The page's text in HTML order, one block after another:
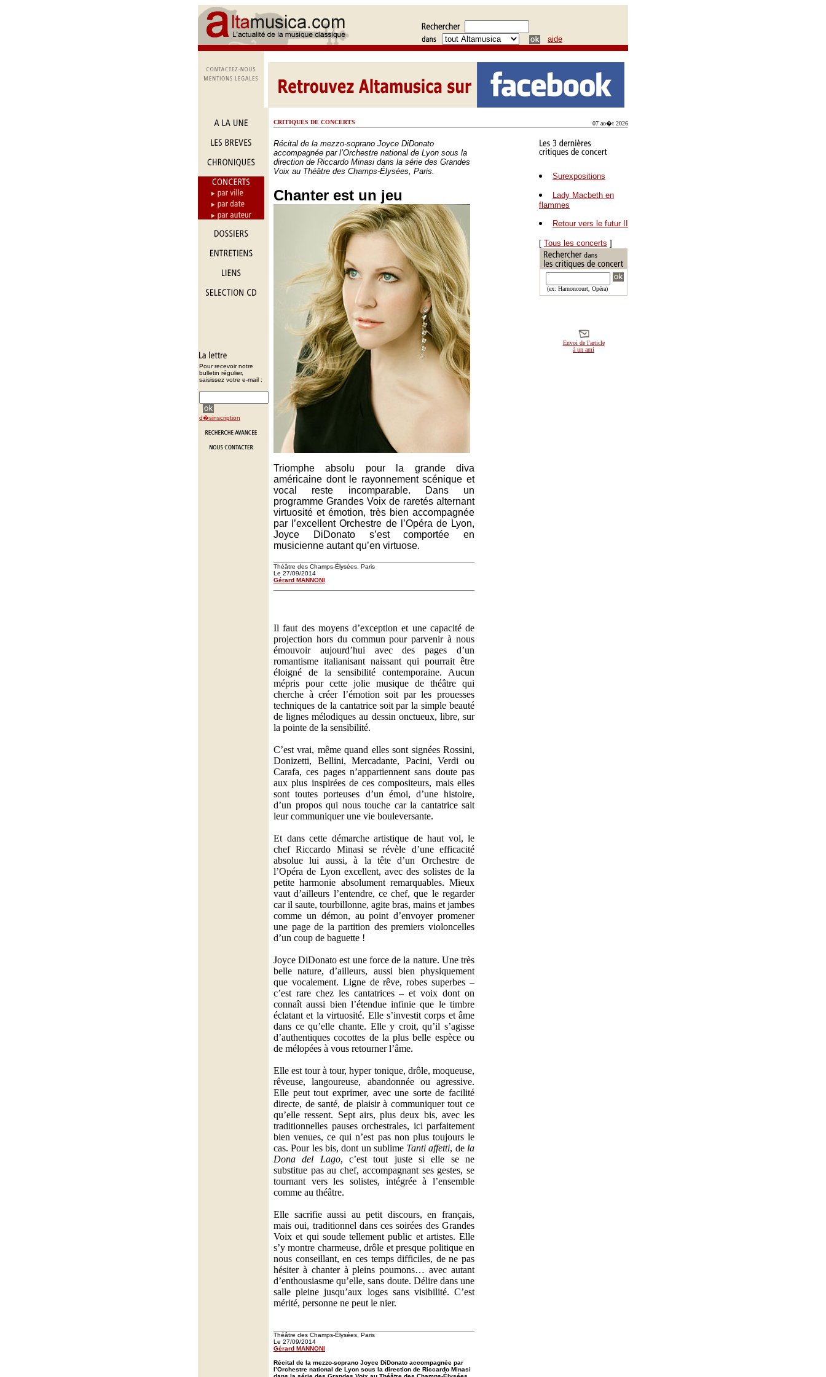
aide
Pour recevoir notre
bulletin régulier,
saisissez votre e-mail :
d�sinscription
CRITIQUES DE CONCERTS 07 ao�t 2026
Récital de la mezzo-soprano Joyce DiDonato
accompagnée par l’Orchestre national de Lyon sous la
direction de Riccardo Minasi dans la série des Grandes
Voix au Théâtre des Champs-Élysées, Paris.
Chanter est un jeu
Triomphe absolu pour la grande diva
américaine dont le rayonnement scénique et
vocal reste incomparable. Dans un
programme Grandes Voix de raretés alternant
virtuosité et émotion, très bien accompagnée
par l’excellent Orchestre de l’Opéra de Lyon,
Joyce DiDonato s’est comportée en
musicienne autant qu’en virtuose.
Théâtre des Champs-Élysées, Paris
Le 27/09/2014
Gérard MANNONI
Surexpositions
Lady Macbeth en
flammes
Retour vers le futur II
[ Tous les concerts ]
(ex: Harnoncourt, Opéra)
Envoi de l'article
à un ami
Il faut des moyens d’exception et une capacité de
projection hors du commun pour parvenir à nous
émouvoir aujourd’hui avec des pages d’un
romantisme italianisant naissant qui pourrait être
éloigné de la sensibilité contemporaine. Aucun
mépris pour cette jolie musique de théâtre qui
cherche à créer l’émotion soit par les prouesses
techniques de la cantatrice soit par la simple beauté
de lignes mélodiques au dessin onctueux, libre, sur
la pointe de la sensibilité.
C’est vrai, même quand elles sont signées Rossini,
Donizetti, Bellini, Mercadante, Pacini, Verdi ou
Carafa, ces pages n’appartiennent sans doute pas
aux plus inspirées de ces compositeurs, mais elles
sont toutes porteuses d’un émoi, d’une histoire,
d’un propos qui nous touche car la cantatrice sait
leur communiquer une vie bouleversante.
Et dans cette démarche artistique de haut vol, le
chef Riccardo Minasi se révèle d’une efficacité
absolue lui aussi, à la tête d’un Orchestre de
l’Opéra de Lyon excellent, avec des solistes de la
petite harmonie absolument remarquables. Mieux
vaut d’ailleurs l’entendre, ce chef, que le regarder
car il saute, tourbillonne, agite bras, mains et jambes
comme un démon, au point d’envoyer promener
une page de la partition des premiers violoncelles
d’un coup de baguette !
Joyce DiDonato est une force de la nature. Une très
belle nature, d’ailleurs, aussi bien physiquement
que vocalement. Ligne de rêve, robes superbes –
c’est rare chez les cantatrices – et voix dont on
connaît aussi bien l’étendue infinie que le timbre
éclatant et la virtuosité. Elle s’investit corps et âme
dans ce qu’elle chante. Elle y croit, qu’il s’agisse
d’authentiques cocottes de la plus belle espèce ou
de mélopées à vous retourner l’âme.
Elle est tour à tour, hyper tonique, drôle, moqueuse,
rêveuse, langoureuse, abandonnée ou agressive.
Elle peut tout exprimer, avec une sorte de facilité
directe, de santé, de plaisir à communiquer tout ce
qu’elle ressent. Sept airs, plus deux bis, avec les
traditionnelles pauses orchestrales, ici parfaitement
bien venues, ce qui n’est pas non plus toujours le
cas. Pour les bis, dont un sublime Tanti affetti, de la
Dona del Lago, c’est tout juste si elle se ne
substitue pas au chef, accompagnant ses gestes, se
tournant vers les solistes, intégrée à l’ensemble
comme au théâtre.
Elle sacrifie aussi au petit discours, en français,
mais oui, traditionnel dans ces soirées des Grandes
Voix et qui soude tellement public et artistes. Elle
s’y montre charmeuse, drôle et presque politique en
nous conseillant, en ces temps difficiles, de ne pas
hésiter à chanter à pleins poumons… avec autant
d’enthousiasme qu’elle, sans doute. Délire dans une
salle pleine jusqu’aux loges sans visibilité. C’est
mérité, personne ne peut le nier.
Théâtre des Champs-Élysées, Paris
Le 27/09/2014
Gérard MANNONI
Récital de la mezzo-soprano Joyce DiDonato accompagnée par
l’Orchestre national de Lyon sous la direction de Riccardo Minasi